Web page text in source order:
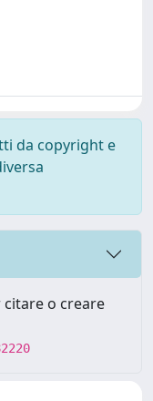
da copyright e
o creare